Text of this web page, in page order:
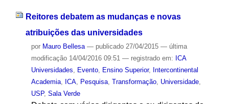
Reitores debatem as mudanças e novas
atribuições das universidades
por Mauro Bellesa — publicado27/04/2015 — última
modificação14/04/2016 09:51 — registrado em: ICA
Universidades, Evento, Ensino Superior, Intercontinental
Academia, ICA, Pesquisa, Transformação, Universidade,
USP, Sala Verde